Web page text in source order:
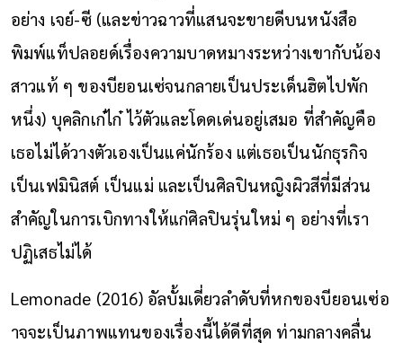
อย่าง เจย์-ซี (และข่าวฉาวที่แสนจะขายดีบนหนังสือ
พิมพ์แท็ปลอยด์เรื่องความบาดหมางระหว่างเขากับน้อง
สาวแท้ ๆ ของบียอนเซ่จนกลายเป็นประเด็นฮิตไปพัก
หนึ่ง) บุคลิกเก๋ไก๋ ไว้ตัวและโดดเด่นอยู่เสมอ ที่สำคัญคือ
เธอไม่ได้วางตัวเองเป็นแค่นักร้อง แต่เธอเป็นนักธุรกิจ
เป็นเฟมินิสต์ เป็นแม่ และเป็นศิลปินหญิงผิวสีที่มีส่วน
สำคัญในการเบิกทางให้แก่ศิลปินรุ่นใหม่ ๆ อย่างที่เรา
ปฏิเสธไม่ได้
Lemonade (2016) อัลบั้มเดี่ยวลำดับที่หกของบียอนเซ่อ
าจจะเป็นภาพแทนของเรื่องนี้ได้ดีที่สุด ท่ามกลางคลื่น